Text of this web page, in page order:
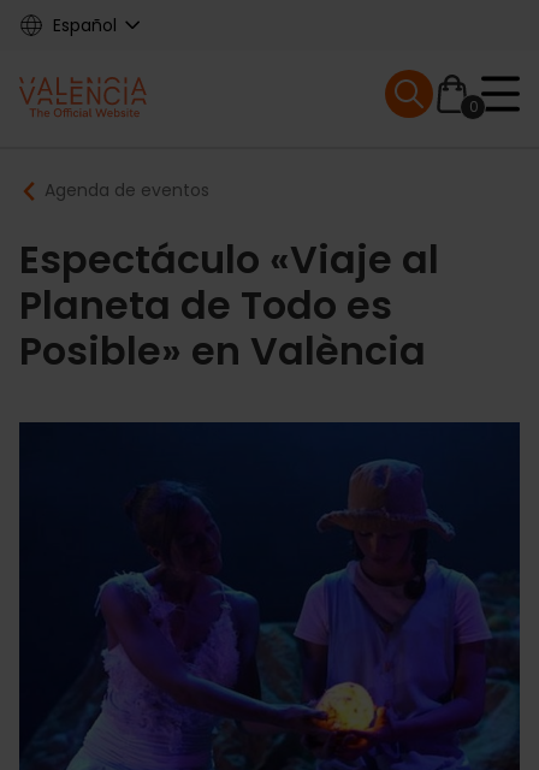
Skip
content
Español
Main
navigation
0
Mobile menu
Breadcrumb
Agenda de eventos
Espectáculo «Viaje al
Planeta de Todo es
Posible» en València